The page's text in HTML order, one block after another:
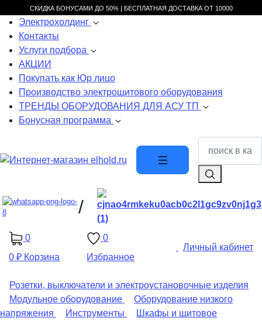
СКИДКА БОНУСАМИ ДО 50% | БЕСПЛАТНАЯ ДОСТАВКА ОТ 10000
Электрохолдинг
Контакты
Услуги подбора
АКЦИИ
Покупать как Юр лицо
Производство электрощитового оборудования
ТРЕНДЫ ОБОРУДОВАНИЯ ДЛЯ АСУ ТП
Бонусная программа
/
0
0 ₽ Корзина
Личный кабинет
0
Избранное
Розетки, выключатели и электроустановочные изделия
Модульное оборудование
Оборудование низкого
напряжения
Инструменты
Шкафы и щитовое